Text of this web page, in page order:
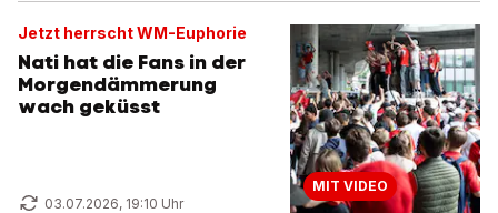
Jetzt herrscht WM-Euphorie
Nati hat die Fans in der
Morgendämmerung
wach geküsst
03.07.2026, 19:10 Uhr
MIT VIDEO